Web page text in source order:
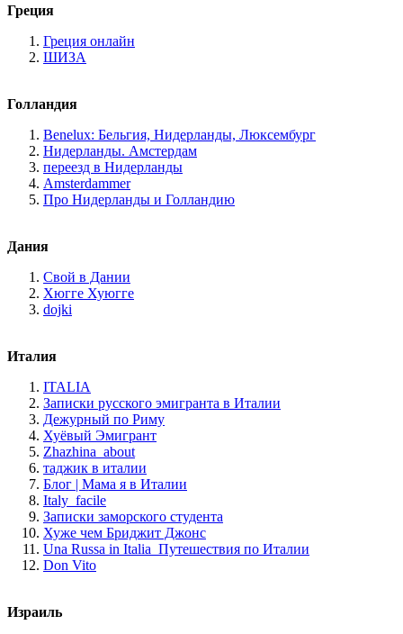
Греция
Греция онлайн
ШИЗА
Голландия
Benelux: Бельгия, Нидерланды, Люксембург
Нидерланды. Амстердам
переезд в Нидерланды
Amsterdammer
Про Нидерланды и Голландию
Дания
Свой в Дании
Хюгге Хуюгге
dojki
Италия
ITALIA
Записки русского эмигранта в Италии
Дежурный по Риму
Хуёвый Эмигрант
Zhazhina_about
таджик в италии
Блог | Мама я в Италии
Italy_facile
Записки заморского студента
Хуже чем Бриджит Джонс
Una Russa in Italia_Путешествия по Италии
Don Vito
Израиль